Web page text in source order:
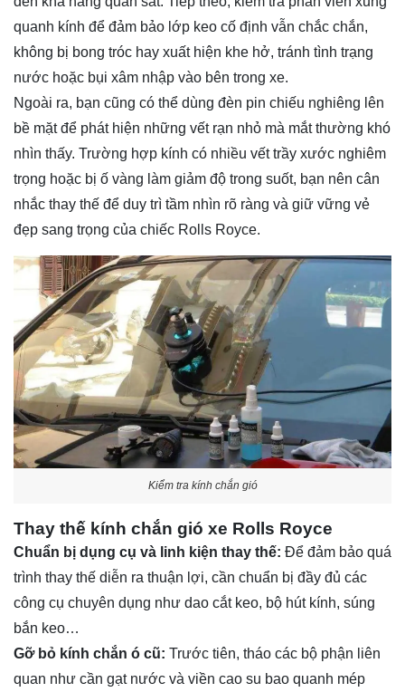
quanh kính để đảm bảo lớp keo cố định vẫn chắc chắn,
không bị bong tróc hay xuất hiện khe hở, tránh tình trạng
nước hoặc bụi xâm nhập vào bên trong xe.
Ngoài ra, bạn cũng có thể dùng đèn pin chiếu nghiêng lên
bề mặt để phát hiện những vết rạn nhỏ mà mắt thường khó
nhìn thấy. Trường hợp kính có nhiều vết trầy xước nghiêm
trọng hoặc bị ố vàng làm giảm độ trong suốt, bạn nên cân
nhắc thay thế để duy trì tầm nhìn rõ ràng và giữ vững vẻ
đẹp sang trọng của chiếc Rolls Royce.
Kiểm tra kính chắn gió
Thay thế kính chắn gió xe Rolls Royce
Chuẩn bị dụng cụ và linh kiện thay thế: Để đảm bảo quá
trình thay thế diễn ra thuận lợi, cần chuẩn bị đầy đủ các
công cụ chuyên dụng như dao cắt keo, bộ hút kính, súng
bắn keo…
Gỡ bỏ kính chắn ó cũ: Trước tiên, tháo các bộ phận liên
quan như cần gạt nước và viền cao su bao quanh mép